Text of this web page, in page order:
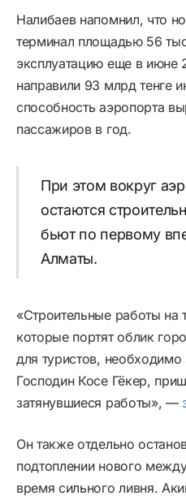
Налибаев напомнил, что
терминал площадью 56
эксплуатацию еще в июне
направили 93 млрд тенге
способность аэропорта
пассажиров в год.
При этом вокруг
остаются
бьют по первому
Алматы.
«Строительные работы на
которые портят облик
для туристов,
Господин Косе Гёкер,
затянувшиеся работы», —
Он также отдельно
подтоплении нового
время сильного ливня.